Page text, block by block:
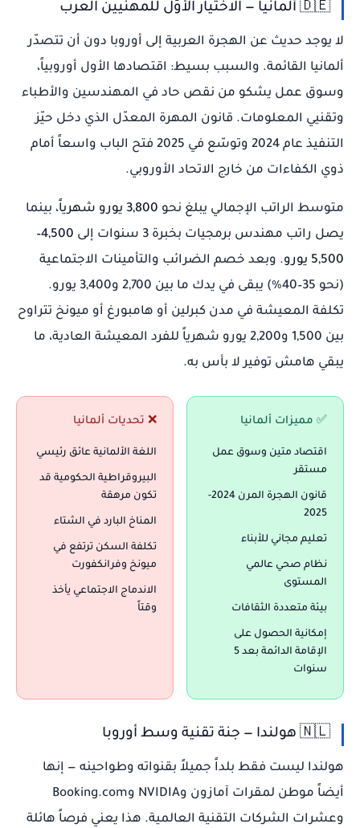
🇩🇪 ألمانيا — الاختيار الأوّل للمهنيين العرب
لا يوجد حديث عن الهجرة العربية إلى أوروبا دون أن تتصدّر
ألمانيا القائمة. والسبب بسيط: اقتصادها الأول أوروبياً،
وسوق عمل يشكو من نقص حاد في المهندسين والأطباء
وتقنيي المعلومات. قانون المهرة المعدّل الذي دخل حيّز
التنفيذ عام 2024 وتوسّع في 2025 فتح الباب واسعاً أمام
ذوي الكفاءات من خارج الاتحاد الأوروبي.
متوسط الراتب الإجمالي يبلغ نحو 3,800 يورو شهرياً
، بينما
يصل راتب مهندس برمجيات بخبرة 3 سنوات إلى
4,500–
5,500 يورو
. وبعد خصم الضرائب والتأمينات الاجتماعية
(نحو 35–40%) يبقى في يدك ما بين 2,700 و3,400 يورو.
تكلفة المعيشة في مدن كبرلين أو هامبورغ أو ميونخ تتراوح
بين 1,500 و2,200 يورو شهرياً للفرد المعيشة العادية، ما
يبقي هامش توفير لا بأس به.
✅ مميزات ألمانيا
اقتصاد متين وسوق عمل
مستقر
قانون الهجرة المرن 2024-
2025
تعليم مجاني للأبناء
نظام صحي عالمي
المستوى
بيئة متعددة الثقافات
إمكانية الحصول على
الإقامة الدائمة بعد 5
سنوات
❌ تحديات ألمانيا
اللغة الألمانية عائق رئيسي
البيروقراطية الحكومية قد
تكون مرهقة
المناخ البارد في الشتاء
تكلفة السكن ترتفع في
ميونخ وفرانكفورت
الاندماج الاجتماعي يأخذ
وقتاً
🇳🇱 هولندا — جنة تقنية وسط أوروبا
هولندا ليست فقط بلداً جميلاً بقنواته وطواحينه — إنها
أيضاً موطن لمقرات آمازون وNVIDIA وBooking.com
وعشرات الشركات التقنية العالمية. هذا يعني فرصاً هائلة